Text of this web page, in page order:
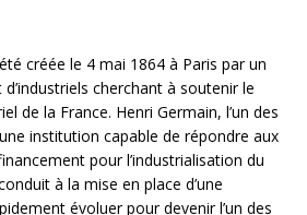
créée le 4 mai 1864 à Paris par un
cherchant à soutenir le
de la France. Henri Germain, l’un des
institution capable de répondre aux
pour l’industrialisation du
à la mise en place d’une
évoluer pour devenir l’un des